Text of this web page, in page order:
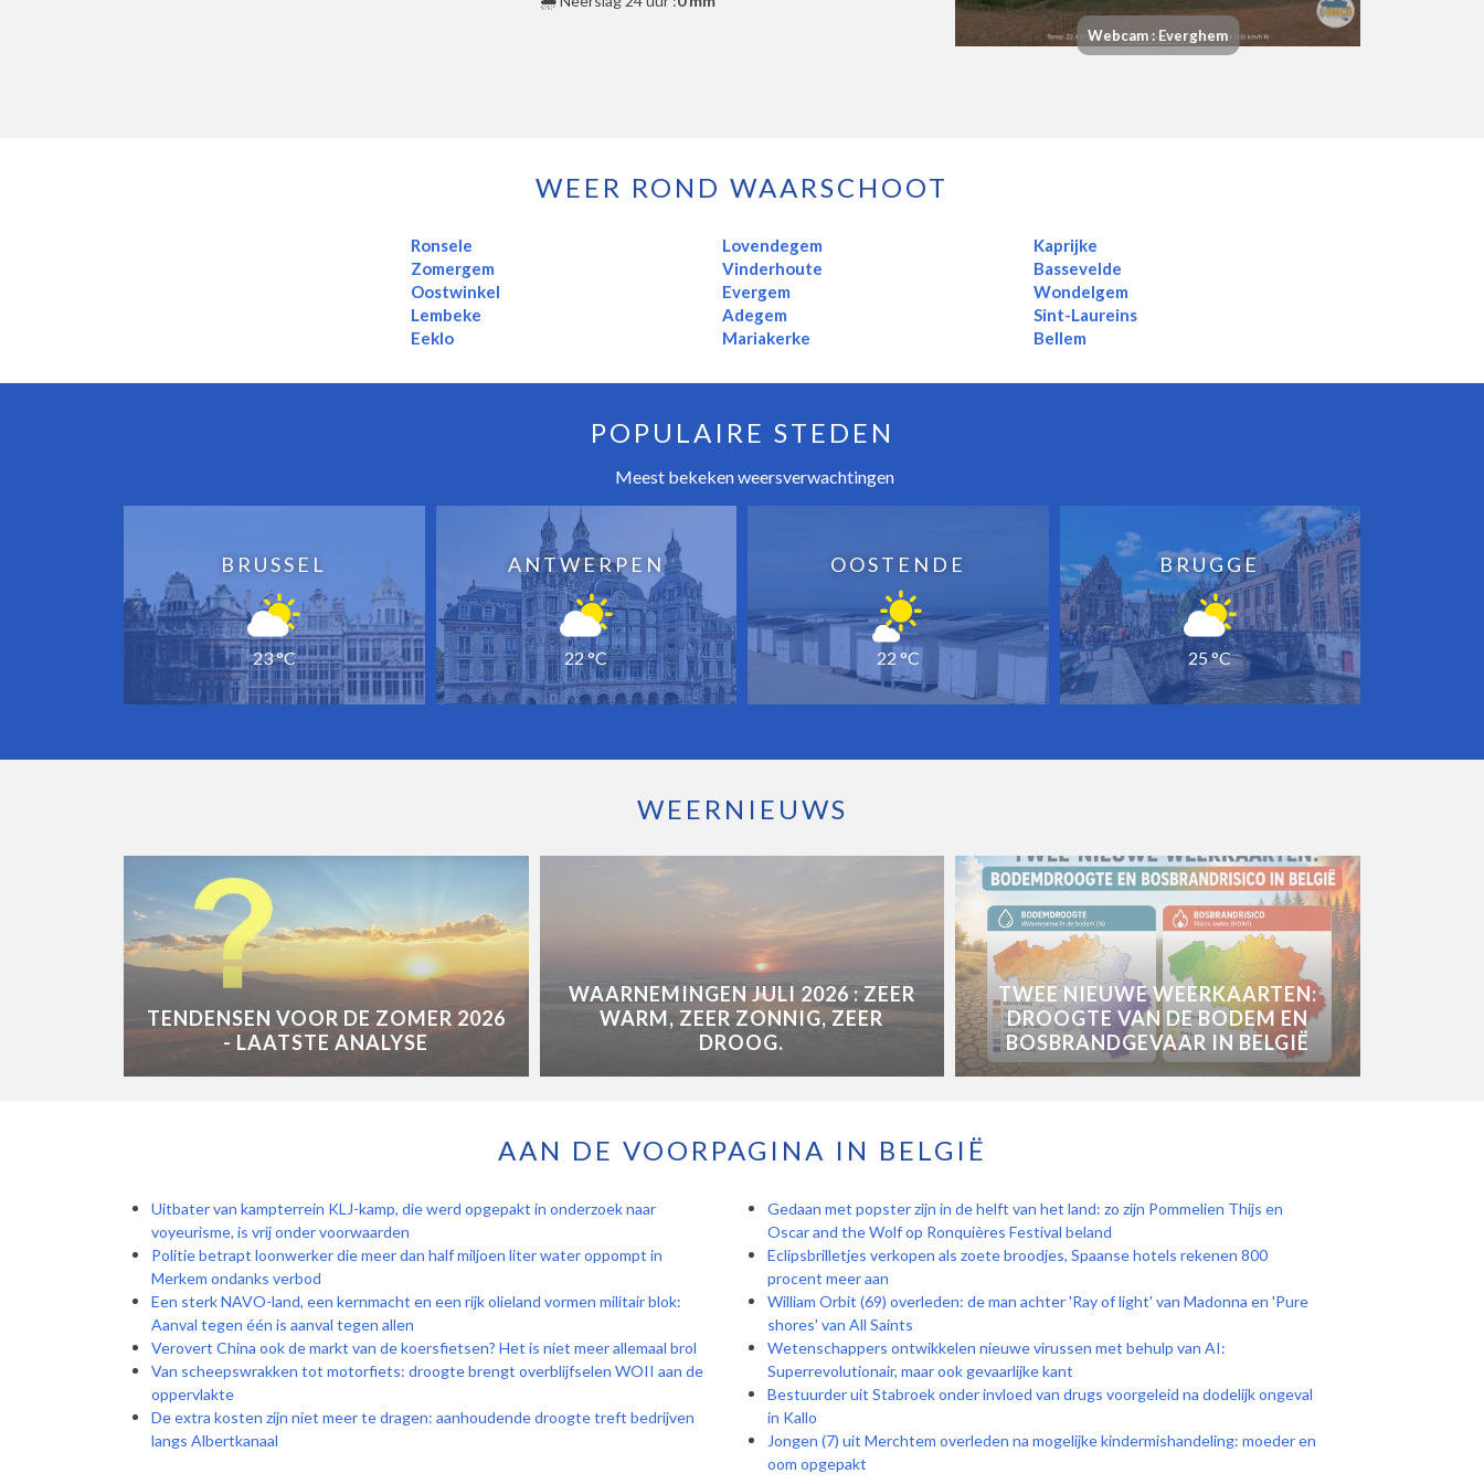
Webcam : Everghem
WEER ROND WAARSCHOOT
Ronsele
Zomergem
Oostwinkel
Lembeke
Eeklo
Lovendegem
Vinderhoute
Evergem
Adegem
Mariakerke
Kaprijke
Bassevelde
Wondelgem
Sint-Laureins
Bellem
POPULAIRE STEDEN
Meest bekeken weersverwachtingen
BRUSSEL
23 °C
ANTWERPEN
22 °C
OOSTENDE
22 °C
BRUGGE
25 °C
WEERNIEUWS
TENDENSEN VOOR DE ZOMER 2026
- LAATSTE ANALYSE
WAARNEMINGEN JULI 2026 : ZEER
WARM, ZEER ZONNIG, ZEER
DROOG.
TWEE NIEUWE WEERKAARTEN:
DROOGTE VAN DE BODEM EN
BOSBRANDGEVAAR IN BELGIË
AAN DE VOORPAGINA IN BELGIË
Uitbater van kampterrein KLJ-kamp, die werd opgepakt in onderzoek naar
voyeurisme, is vrij onder voorwaarden
Politie betrapt loonwerker die meer dan half miljoen liter water oppompt in
Merkem ondanks verbod
Een sterk NAVO-land, een kernmacht en een rijk olieland vormen militair blok:
Aanval tegen één is aanval tegen allen
Verovert China ook de markt van de koersfietsen? Het is niet meer allemaal brol
Van scheepswrakken tot motorfiets: droogte brengt overblijfselen WOII aan de
oppervlakte
De extra kosten zijn niet meer te dragen: aanhoudende droogte treft bedrijven
langs Albertkanaal
Gedaan met popster zijn in de helft van het land: zo zijn Pommelien Thijs en
Oscar and the Wolf op Ronquières Festival beland
Eclipsbrilletjes verkopen als zoete broodjes, Spaanse hotels rekenen 800
procent meer aan
William Orbit (69) overleden: de man achter 'Ray of light' van Madonna en 'Pure
shores' van All Saints
Wetenschappers ontwikkelen nieuwe virussen met behulp van AI:
Superrevolutionair, maar ook gevaarlijke kant
Bestuurder uit Stabroek onder invloed van drugs voorgeleid na dodelijk ongeval
in Kallo
Jongen (7) uit Merchtem overleden na mogelijke kindermishandeling: moeder en
oom opgepakt